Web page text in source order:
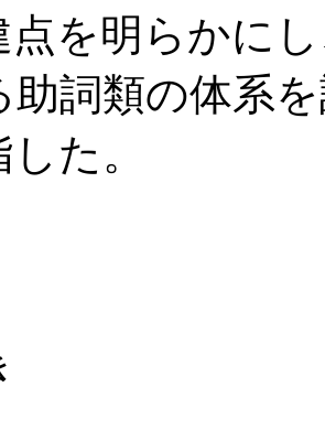
点を明らかに
助詞類の体系
た。